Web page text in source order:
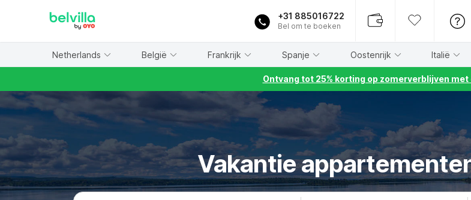
+31 885016722
Bel om te boeken
Netherlands België Frankrijk Spanje Oostenrijk Italië
Ontvang tot 25% korting op zomerverblijven met
Vakantie